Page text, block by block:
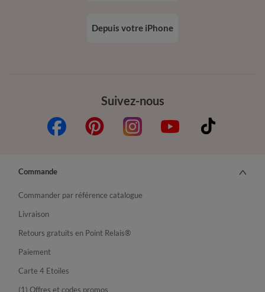
Suivez-nous
Depuis votre iPhone
Commande
Commander par référence catalogue
Livraison
Retours gratuits en Point Relais®
Paiement
Carte 4 Etoiles
(1) Offres et codes promos